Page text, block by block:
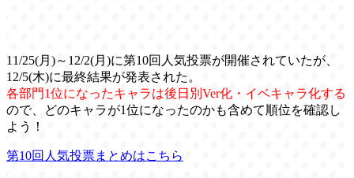
11/25(月)～12/2(月)に第10回人気投票が開催されていたが、
12/5(木)に最終結果が発表された。
各部門1位になったキャラは後日別Ver化・イベキャラ化する
ので、どのキャラが1位になったのかも含めて順位を確認し
よう！
第10回人気投票まとめはこちら